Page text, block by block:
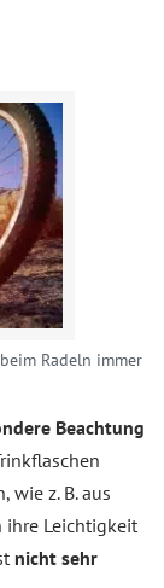
Radeln immer
Beachtung
wie z. B. aus
ihre Leichtigkeit
nicht sehr